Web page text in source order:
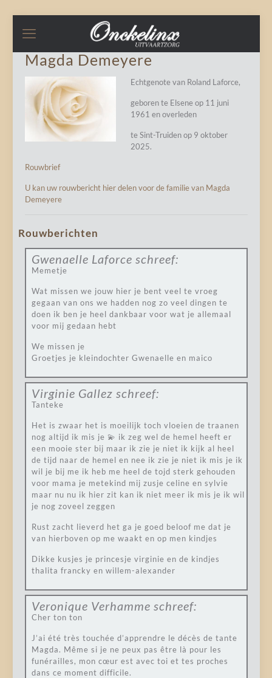
Magda Demeyere
Echtgenote van Roland Laforce,
geboren te Elsene op 11 juni
1961 en overleden
te Sint-Truiden op 9 oktober
2025.
Rouwbrief
U kan uw rouwbericht hier delen voor de familie van Magda
Demeyere
Rouwberichten
Gwenaelle Laforce schreef:
Memetje
Wat missen we jouw hier je bent veel te vroeg
gegaan van ons we hadden nog zo veel dingen te
doen ik ben je heel dankbaar voor wat je allemaal
voor mij gedaan hebt
We missen je
Groetjes je kleindochter Gwenaelle en maico
Virginie Gallez schreef:
Tanteke
Het is zwaar het is moeilijk toch vloeien de traanen
nog altijd ik mis je 💫 ik zeg wel de hemel heeft er
een mooie ster bij maar ik zie je niet ik kijk al heel
de tijd naar de hemel en nee ik zie je niet ik mis je ik
wil je bij me ik heb me heel de tojd sterk gehouden
voor mama je metekind mij zusje celine en sylvie
maar nu nu ik hier zit kan ik niet meer ik mis je ik wil
je nog zoveel zeggen
Rust zacht lieverd het ga je goed beloof me dat je
van hierboven op me waakt en op men kindjes
Dikke kusjes je princesje virginie en de kindjes
thalita francky en willem-alexander
Veronique Verhamme schreef:
Cher ton ton
J’ai été très touchée d’apprendre le décès de tante
Magda. Même si je ne peux pas être là pour les
funérailles, mon cœur est avec toi et tes proches
dans ce moment difficile.